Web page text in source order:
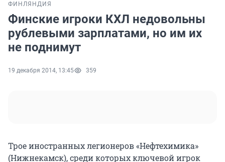
ФИНЛЯНДИЯ
Финские игроки КХЛ недовольны
рублевыми зарплатами, но им их
не поднимут
19 декабря 2014, 13:45 359
Трое иностранных легионеров «Нефтехимика»
(Нижнекамск), среди которых ключевой игрок